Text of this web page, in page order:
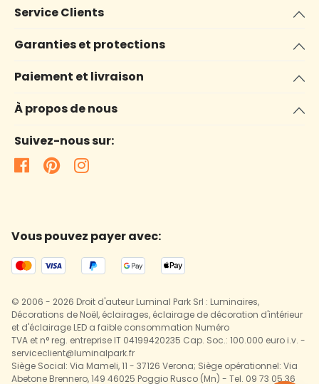
Service Clients
Garanties et protections
Paiement et livraison
À propos de nous
Suivez-nous sur:
Vous pouvez payer avec:
© 2006 - 2026 Droit d'auteur Luminal Park Srl : Luminaires,
Décorations de Noël, éclairages, éclairage de décoration d'intérieur
et d'éclairage LED a faible consommation Numéro
TVA et n° reg. entreprise IT 04199420235 Cap. Soc.: 100.000 euro i.v. -
serviceclient@luminalpark.fr
Siège Social: Via Mameli, 11 - 37126 Verona; Siège opérationnel: Via
Abetone Brennero, 149 46025 Poggio Rusco (Mn) - Tel. 09 73 05 36